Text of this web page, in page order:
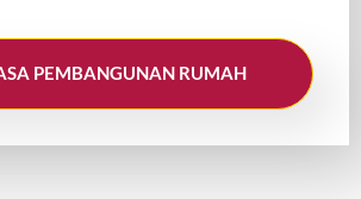
PEMBANGUNAN RUMAH